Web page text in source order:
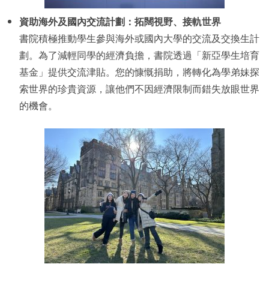
資助海外及國內交流計劃：拓闊視野、接軌世界
書院積極推動學生參與海外或國內大學的交流及交換生計
劃。為了減輕同學的經濟負擔，書院透過「新亞學生培育
基金」提供交流津貼。您的慷慨捐助，將轉化為學弟妹探
索世界的珍貴資源，讓他們不因經濟限制而錯失放眼世界
的機會。